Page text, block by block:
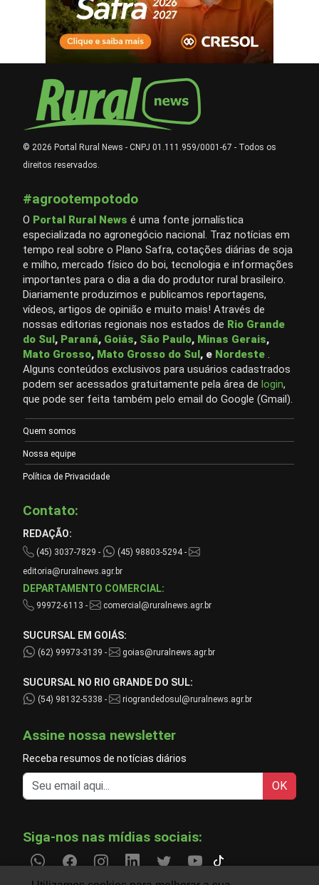
© 2026 Portal Rural News - CNPJ 01.111.959/0001-67 - Todos os
direitos reservados.
#agrootempotodo
O Portal Rural News é uma fonte jornalística
especializada no agronegócio nacional. Traz notícias em
tempo real sobre o Plano Safra, cotações diárias de soja
e milho, mercado físico do boi, tecnologia e informações
importantes para o dia a dia do produtor rural brasileiro.
Diariamente produzimos e publicamos reportagens,
vídeos, artigos de opinião e muito mais! Através de
nossas editorias regionais nos estados de Rio Grande
do Sul, Paraná, Goiás, São Paulo, Minas Gerais,
Mato Grosso, Mato Grosso do Sul, e Nordeste .
Alguns conteúdos exclusivos para usuários cadastrados
podem ser acessados gratuitamente pela área de login,
que pode ser feita também pelo email do Google (Gmail).
Quem somos
Nossa equipe
Política de Privacidade
Contato:
REDAÇÃO:
(45) 3037-7829 -
(45) 98803-5294 -
editoria@ruralnews.agr.br
DEPARTAMENTO COMERCIAL:
99972-6113 - comercial@ruralnews.agr.br
SUCURSAL EM GOIÁS:
(62) 99973-3139 - goias@ruralnews.agr.br
SUCURSAL NO RIO GRANDE DO SUL:
(54) 98132-5338 - riograndedosul@ruralnews.agr.br
Assine nossa newsletter
Receba resumos de notícias diários
OK
Siga-nos nas mídias sociais: